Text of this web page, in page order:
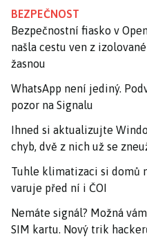
BEZPEČNOST
Bezpečnostní fiasko v
našla cestu ven z
žasnou
WhatsApp není jediný.
pozor na Signalu
Ihned si aktualizujte
chyb, dvě z nich už se
Tuhle klimatizaci si domů
varuje před ní i ČOI
Nemáte signál? Možná
SIM kartu. Nový trik